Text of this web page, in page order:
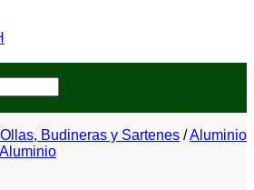
Ollas, Budineras y Sartenes /Aluminio